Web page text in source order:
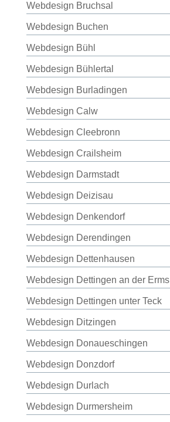
Webdesign Bruchsal
Webdesign Buchen
Webdesign Bühl
Webdesign Bühlertal
Webdesign Burladingen
Webdesign Calw
Webdesign Cleebronn
Webdesign Crailsheim
Webdesign Darmstadt
Webdesign Deizisau
Webdesign Denkendorf
Webdesign Derendingen
Webdesign Dettenhausen
Webdesign Dettingen an der Erms
Webdesign Dettingen unter Teck
Webdesign Ditzingen
Webdesign Donaueschingen
Webdesign Donzdorf
Webdesign Durlach
Webdesign Durmersheim